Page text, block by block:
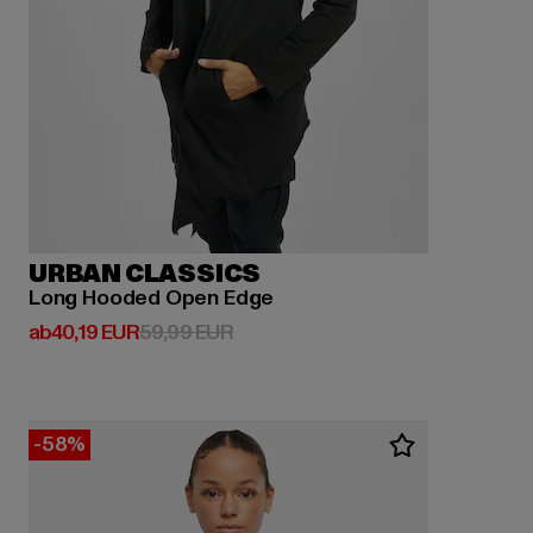
URBAN CLASSICS
Long Hooded Open Edge
ab40,19 EUR
Derzeitiger Preis: ab 40,19 EUR
59,99 EURAktionspreis: 59,99 EUR
-58%